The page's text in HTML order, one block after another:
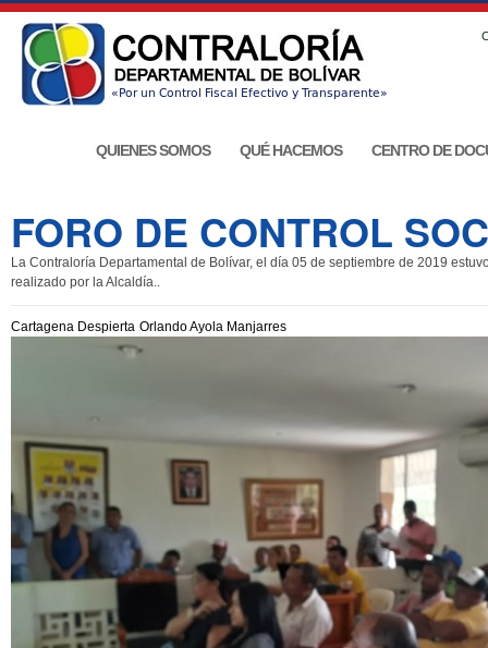
QUIENES SOMOS QUÉ HACEMOS CENTRO DE
FORO DE CONTROL
La Contraloría Departamental de Bolívar, el día 05 de septiembre de 2019
realizado por la Alcaldía..
Cartagena Despierta Orlando Ayola Manjarres